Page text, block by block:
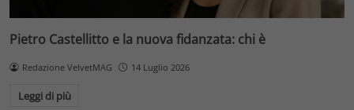
Pietro Castellitto e la nuova fidanzata: chi è
Redazione VelvetMAG 14 Luglio 2026
Leggi di più